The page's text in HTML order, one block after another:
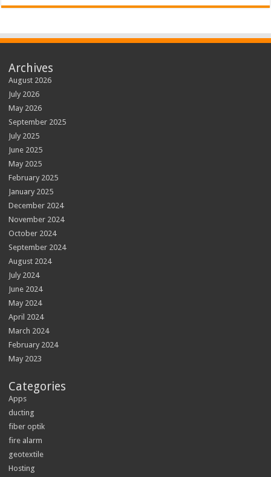
Archives
August 2026
July 2026
May 2026
September 2025
July 2025
June 2025
May 2025
February 2025
January 2025
December 2024
November 2024
October 2024
September 2024
August 2024
July 2024
June 2024
May 2024
April 2024
March 2024
February 2024
May 2023
Categories
Apps
ducting
fiber optik
fire alarm
geotextile
Hosting